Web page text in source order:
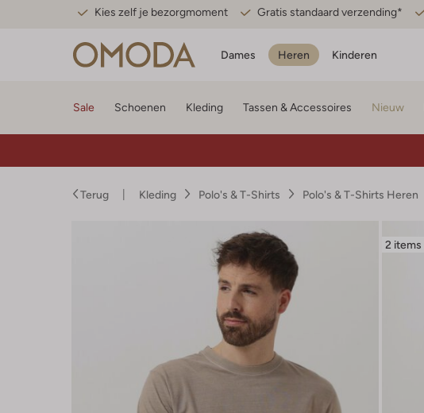
Kies zelf je bezorgmoment Gratis standaard verzending*
Dames Heren Kinderen
Sale Schoenen Kleding Tassen & Accessoires Nieuw
Terug Kleding Polo's & T-Shirts Polo's & T-Shirts Heren
2 items